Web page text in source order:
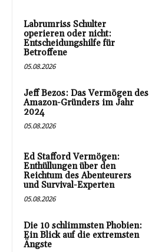
Labrumriss Schulter
operieren oder nicht:
Entscheidungshilfe für
Betroffene
05.08.2026
Jeff Bezos: Das Vermögen des
Amazon-Gründers im Jahr
2024
05.08.2026
Ed Stafford Vermögen:
Enthüllungen über den
Reichtum des Abenteurers
und Survival-Experten
05.08.2026
Die 10 schlimmsten Phobien:
Ein Blick auf die extremsten
Ängste